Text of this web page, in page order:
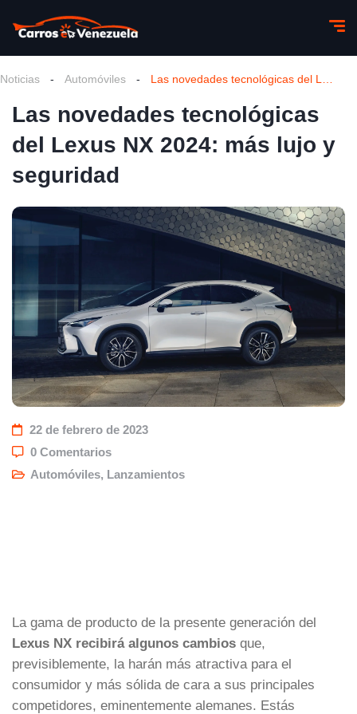
Noticias - Automóviles -
Las novedades tecnológicas
del Lexus NX 2024: más lujo y
seguridad
22 de febrero de 2023
0 Comentarios
Automóviles, Lanzamientos
La gama de producto de la presente generación del
Lexus NX recibirá algunos cambios que,
previsiblemente, la harán más atractiva para el
consumidor y más sólida de cara a sus principales
competidores, eminentemente alemanes. Estás